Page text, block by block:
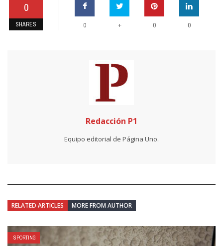
0
SHARES 0 + 0 0
Redacción P1
Equipo editorial de Página Uno.
RELATED ARTICLES MORE FROM AUTHOR
SPORTING